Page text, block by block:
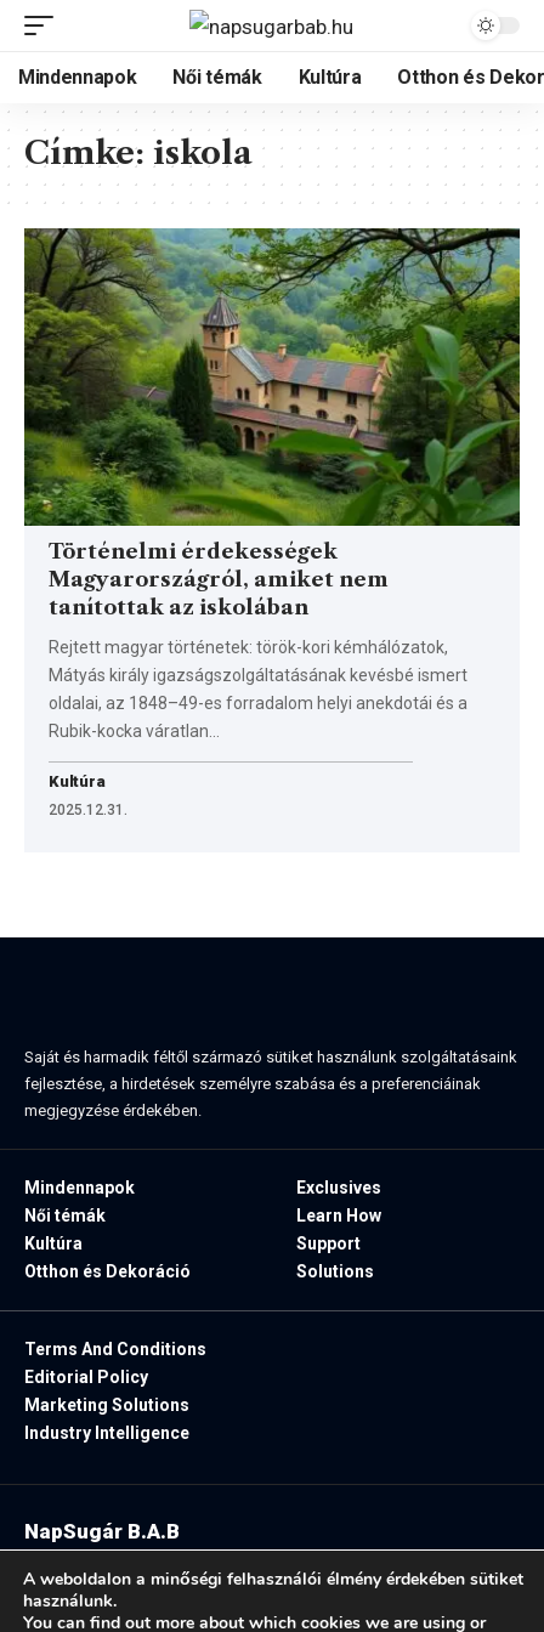
Mindennapok Női témák Kultúra Otthon és
Címke: iskola
Történelmi érdekességek
Magyarországról, amiket nem
tanítottak az iskolában
Rejtett magyar történetek: török-kori kémhálózatok,
Mátyás király igazságszolgáltatásának kevésbé ismert
oldalai, az 1848–49-es forradalom helyi anekdotái és a
Rubik-kocka váratlan…
Kultúra
2025.12.31.
Saját és harmadik féltől származó sütiket használunk szolgáltatásaink
fejlesztése, a hirdetések személyre szabása és a preferenciáinak
megjegyzése érdekében.
Mindennapok
Női témák
Kultúra
Otthon és Dekoráció
Exclusives
Learn How
Support
Solutions
Terms And Conditions
Editorial Policy
Marketing Solutions
Industry Intelligence
NapSugár B.A.B
A weboldalon a minőségi felhasználói élmény érdekében sütiket
használunk.
You can find out more about which cookies we are using or